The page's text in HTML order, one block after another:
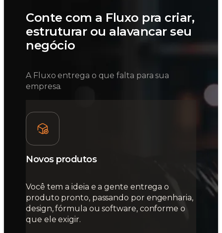
Conte com a Fluxo pra criar,
estruturar ou alavancar seu
negócio
A Fluxo entrega o que falta para sua
empresa.
Novos produtos
Você tem a ideia e a gente entrega o
produto pronto, passando por engenharia,
design, fórmula ou software, conforme o
que ele exigir.